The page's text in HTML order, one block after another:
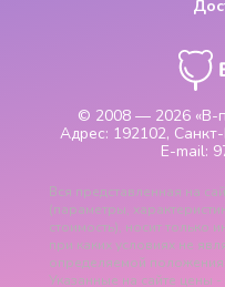
© 2008 — 2026 «В-
Адрес: 192102,
E-mail:
Вся представленная на
(параметры,
стоимость), носит
при каких условиях не
определяемой
Указанные на сайте цены